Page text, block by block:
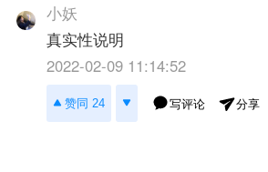
小妖
真实性说明
2022-02-09 11:14:52
赞同 24 写评论 分享